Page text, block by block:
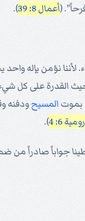
(أعمال 8: 39 ).
نؤمن بإله واحد
حيث القدرة على كل
بموت المسيحودفنه
رومية 6: 4 ).
جواباً صادراً من